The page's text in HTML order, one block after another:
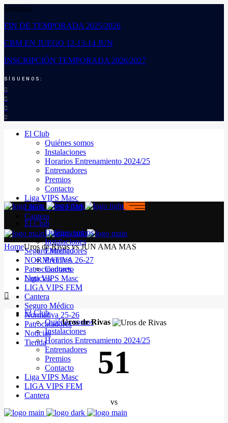
Noticias:
FIN DE TEMPORADA 2025/2026
CBM EN JUEGO 12-13-14 JUN
INSCRIPCIÓN TEMPORADA 2026/2027
SÍGUENOS:
El Club
Quiénes somos
Instalaciones
Horarios Entrenamiento 2024/25
Entrenadores
Premios
Contacto
Liga VIPS Masc
LIGA VIPS FEM
Cantera
Seguro Médico
NORMATIVA 26-27
Patrocinadores
Noticias
El Club
Quiénes somos
Instalaciones
Horarios Entrenamiento 2024/25
Entrenadores
Premios
Contacto
Liga VIPS Masc
LIGA VIPS FEM
Cantera
El Club
Quiénes somos
Instalaciones
Entrenadores
Premios
Contacto
Liga VIPS Masc
LIGA VIPS FEM
Cantera
Seguro Médico
Normativa 25-26
Patrocinadores
Noticias
Tienda
HomeUros de Rivas vs JUN AMA MAS
Uros de Rivas
51
vs